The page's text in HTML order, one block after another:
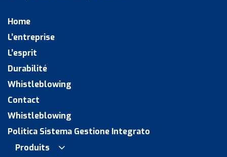
Home
L’entreprise
L’esprit
Durabilité
Whistleblowing
Contact
Whistleblowing
Politica Sistema Gestione Integrato
Produits